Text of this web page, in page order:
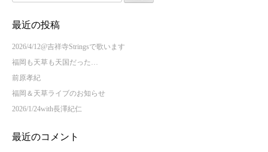
最近の投稿
2026/4/12@吉祥寺Stringsで歌います
福岡も天草も天国だった…
前原孝紀
福岡＆天草ライブのお知らせ
2026/1/24with長澤紀仁
最近のコメント